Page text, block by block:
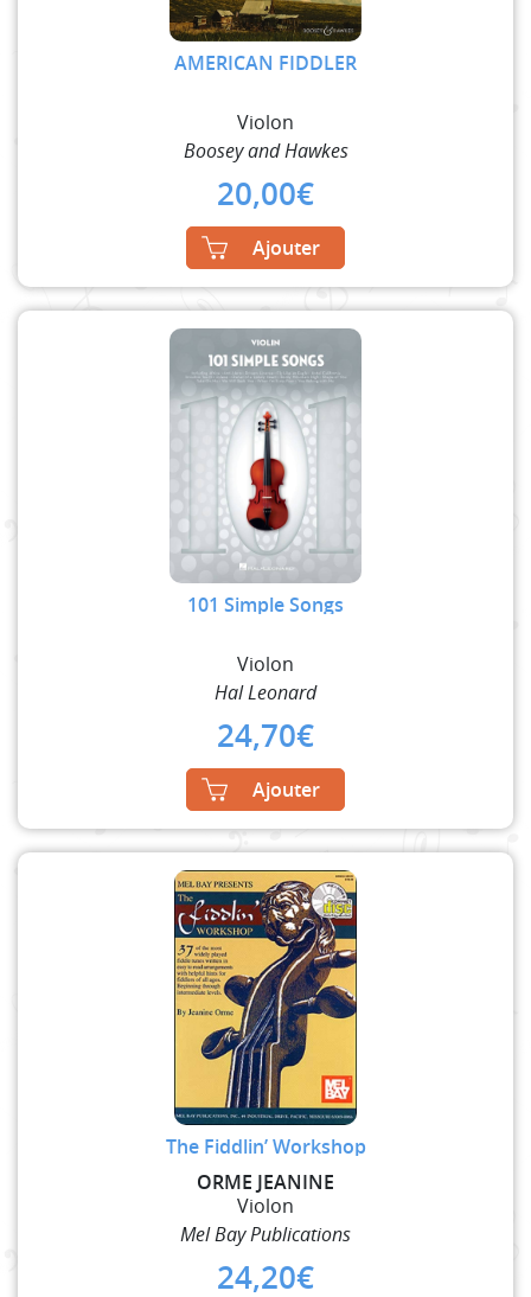
AMERICAN FIDDLER
Violon
Boosey and Hawkes
20,00€
Ajouter
101 Simple Songs
Violon
Hal Leonard
24,70€
Ajouter
The Fiddlin’ Workshop
ORME JEANINE
Violon
Mel Bay Publications
24,20€